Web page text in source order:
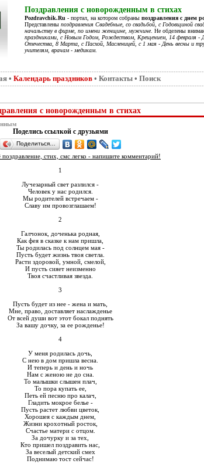
Поздравления с новорожденным в стихах
Pozdravchik.Ru - портал, на котором собраны поздравления с днем
Представлены поздравления Свадебные, со свадьбой, с Годовщиной
начальству в фирме, по имени женщине, мужчине. Не обделены
праздниками, с Новым Годом, Рождеством, Крещением, 14 февраля -
Отечества, 8 Марта, с Пасхой, Масленицей, с 1 мая - День весны и
учителям, врачам - медикам
• Календарь праздников • Контакты • Поиск
с новорожденным в стихах
Поделись ссылкой с друзьями
Поделиться…
поздравление, стих, смс легко - напишите комментарий!
1
Лучезарный свет разлился -
Человек у нас родился.
Мы родителей встречаем -
Славу им провозглашаем!
2
Галчонок, доченька родная,
Как фея в сказке к нам пришла,
Ты родилась под солнцем мая -
Пусть будет жизнь твоя светла.
Расти здоровой, умной, смелой,
И пусть сияет неизменно
Твоя счастливая звезда.
3
Пусть будет из нее - жена и мать,
Мне, право, доставляет наслажденье
От всей души вот этот бокал поднять
За вашу дочку, за ее рожденье!
4
У меня родилась дочь,
С нею в дом пришла весна.
И теперь и день и ночь
Нам с женою не до сна.
То малышки слышен плач,
То пора купать ее,
Петь ей песню про калач,
Гладить мокрое белье -
Пусть растет любви цветок,
Хорошея с каждым днем,
Жизни крохотный росток,
Счастье матери с отцом.
За дочурку и за тех,
Кто пришел поздравить нас,
За веселый детский смех
Поднимаю тост сейчас!